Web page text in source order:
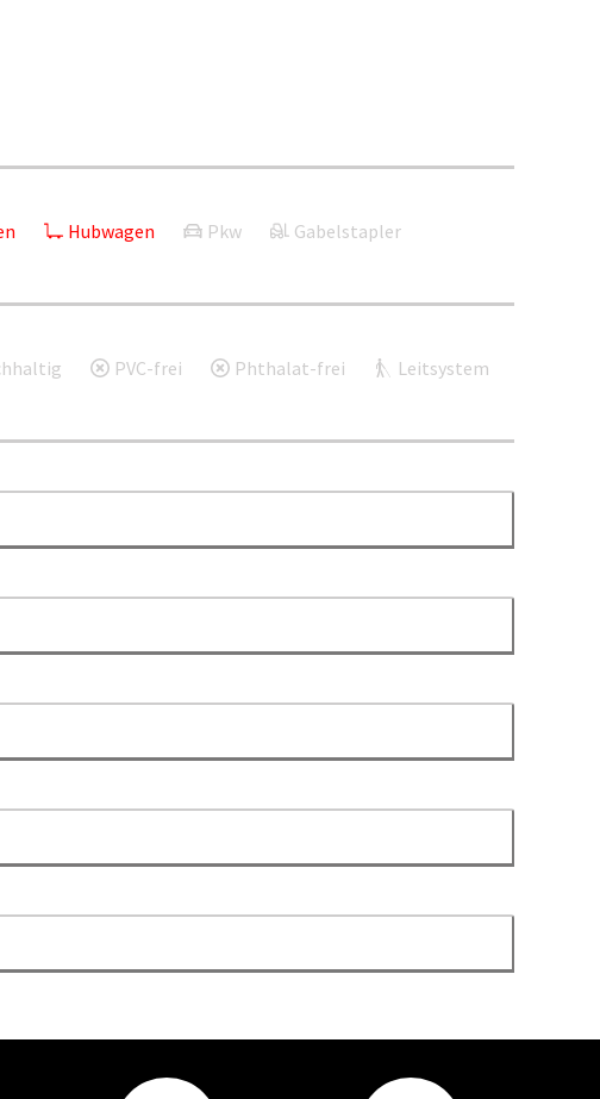
Hubwagen Pkw Gabelstapler
PVC-frei Phthalat-frei Leitsystem